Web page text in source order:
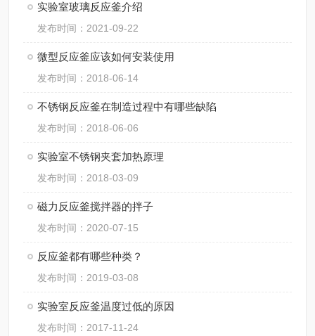
实验室玻璃反应釜介绍
发布时间：2021-09-22
微型反应釜应该如何安装使用
发布时间：2018-06-14
不锈钢反应釜在制造过程中有哪些缺陷
发布时间：2018-06-06
实验室不锈钢夹套加热原理
发布时间：2018-03-09
磁力反应釜搅拌器的拌子
发布时间：2020-07-15
反应釜都有哪些种类？
发布时间：2019-03-08
实验室反应釜温度过低的原因
发布时间：2017-11-24